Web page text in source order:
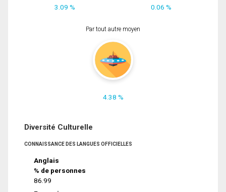
3.09 % 0.06 %
Par tout autre moyen
4.38 %
Diversité Culturelle
CONNAISSANCE DES LANGUES OFFICIELLES
Anglais
% de personnes
86.99